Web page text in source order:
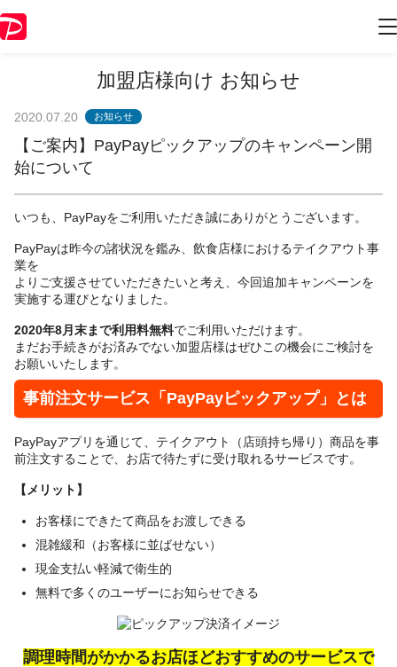
加盟店様向け お知らせ
2020.07.20 お知らせ
【ご案内】PayPayピックアップのキャンペーン開
始について
いつも、PayPayをご利用いただき誠にありがとうございます。
PayPayは昨今の諸状況を鑑み、飲食店様におけるテイクアウト事
業を
よりご支援させていただきたいと考え、今回追加キャンペーンを
実施する運びとなりました。
2020年8月末まで利用料無料でご利用いただけます。
まだお手続きがお済みでない加盟店様はぜひこの機会にご検討を
お願いいたします。
事前注文サービス「PayPayピックアップ」とは
PayPayアプリを通じて、テイクアウト（店頭持ち帰り）商品を事
前注文することで、お店で待たずに受け取れるサービスです。
【メリット】
お客様にできたて商品をお渡しできる
混雑緩和（お客様に並ばせない）
現金支払い軽減で衛生的
無料で多くのユーザーにお知らせできる
調理時間がかかるお店ほどおすすめのサービスで